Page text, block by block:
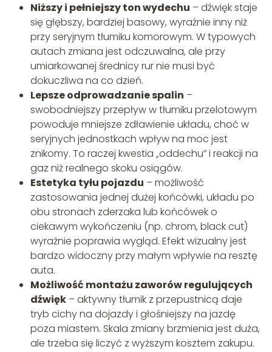
Niższy i pełniejszy ton wydechu – dźwięk staje
się głębszy, bardziej basowy, wyraźnie inny niż
przy seryjnym tłumiku komorowym. W typowych
autach zmiana jest odczuwalna, ale przy
umiarkowanej średnicy rur nie musi być
dokuczliwa na co dzień.
Lepsze odprowadzanie spalin –
swobodniejszy przepływ w tłumiku przelotowym
powoduje mniejsze zdławienie układu, choć w
seryjnych jednostkach wpływ na moc jest
znikomy. To raczej kwestia „oddechu” i reakcji na
gaz niż realnego skoku osiągów.
Estetyka tyłu pojazdu – możliwość
zastosowania jednej dużej końcówki, układu po
obu stronach zderzaka lub końcówek o
ciekawym wykończeniu (np. chrom, black cut)
wyraźnie poprawia wygląd. Efekt wizualny jest
bardzo widoczny przy małym wpływie na resztę
auta.
Możliwość montażu zaworów regulujących
dźwięk– aktywny tłumik z przepustnicą daje
tryb cichy na dojazdy i głośniejszy na jazdę
poza miastem. Skala zmiany brzmienia jest duża,
ale trzeba się liczyć z wyższym kosztem zakupu.